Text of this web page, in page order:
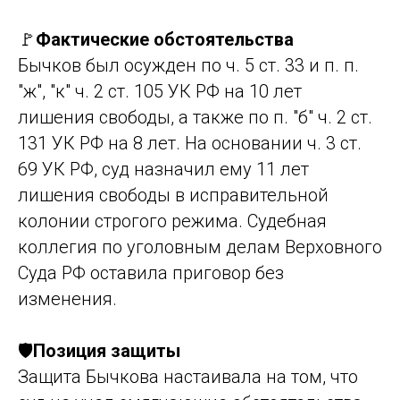
🚩Фактические обстоятельства
Бычков был осужден по ч. 5 ст. 33 и п. п.
"ж", "к" ч. 2 ст. 105 УК РФ на 10 лет
лишения свободы, а также по п. "б" ч. 2 ст.
131 УК РФ на 8 лет. На основании ч. 3 ст.
69 УК РФ, суд назначил ему 11 лет
лишения свободы в исправительной
колонии строгого режима. Судебная
коллегия по уголовным делам Верховного
Суда РФ оставила приговор без
изменения.
🛡️Позиция защиты
Защита Бычкова настаивала на том, что